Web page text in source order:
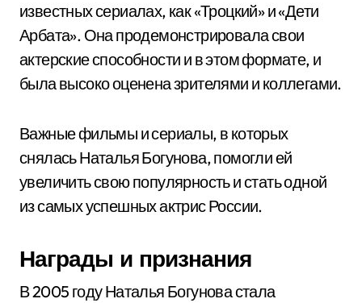
известных сериалах, как «Троцкий» и «Дети
Арбата». Она продемонстрировала свои
актерские способности и в этом формате, и
была высоко оценена зрителями и коллегами.
Важные фильмы и сериалы, в которых
снялась Наталья Богунова, помогли ей
увеличить свою популярность и стать одной
из самых успешных актрис России.
Награды и признания
В 2005 году Наталья Богунова стала